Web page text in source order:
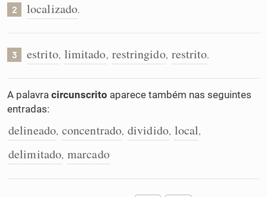
Conexões
Caça-palavras
Dicionário
2 localizado.
3 estrito, limitado, restringido, restrito.
A palavra circunscrito aparece também nas seguintes
entradas:
delineado, concentrado, dividido, local,
delimitado, marcado